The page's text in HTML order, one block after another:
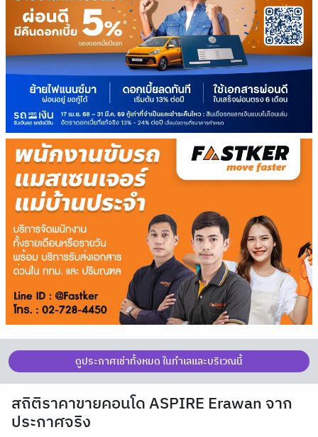
ดูประกาศเช่าทั้งหมด ในทำเลและบริเวณนี้
สถิติราคาขายคอนโด ASPIRE Erawan จาก
ประกาศจริง